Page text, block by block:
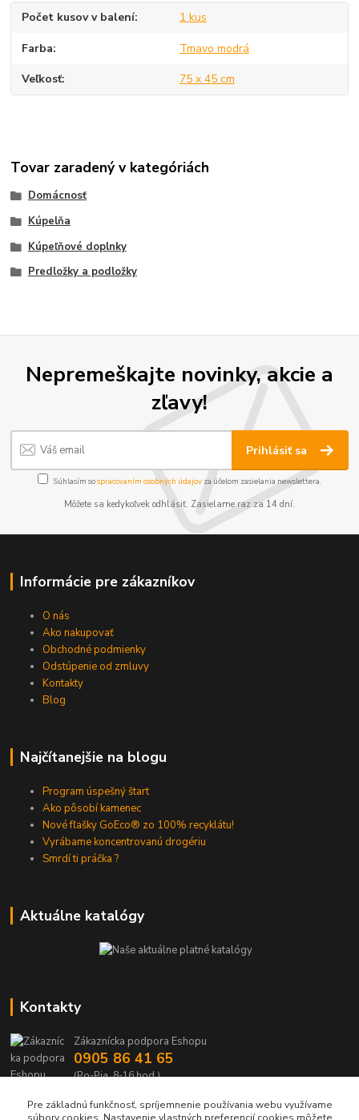
Počet kusov v balení 1 kus
Farba Tmavo modrá
Veľkosť 75 x 45 cm
Tovar zaradený v kategóriách
Domácnosť
Kúpelňa
Kúpeľňové doplnky
Predložky a podložky
Nepremeškajte novinky, akcie a
zľavy!
Prihlásiť sa
Súhlasím sospracovaním osobných údajov za účelom zasielania newslettera.
Môžete sa kedykoľvek odhlásiť. Zasielame raz za 14 dní.
Informácie pre zákazníkov
O nás
Ako nakupovať
Obchodné podmienky
Odstúpenie od zmluvy
Kontakty
Blog
Najčítanejšie na blogu
Program úspešný štart
Ako pôsobí kamenec
Nové fľašky GoEco® zo 100% recyklátu!
Vyrábame koncentrovanú drogériu
Smrdí ti práčka ?
Aktuálne katalógy
Kontakty
Zákaznícka podpora Eshopu
0905 86 41 65
(Po-Pia, 8-16 hod.)
nakup(@)dedrashop.sk
Pre základnú funkčnosť, spríjemnenie používania webu využívame